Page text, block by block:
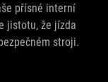
přísné interní
jistotu, že jízda
stroji.